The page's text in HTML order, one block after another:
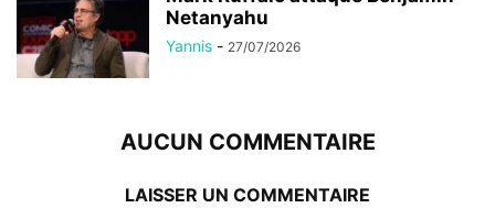
Netanyahu
Yannis - 27/07/2026
AUCUN COMMENTAIRE
LAISSER UN COMMENTAIRE